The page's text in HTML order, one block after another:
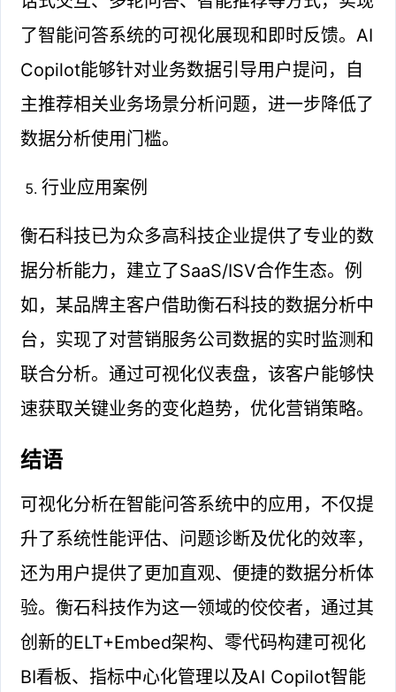
了智能问答系统的可视化展现和即时反馈。AI
Copilot能够针对业务数据引导用户提问，自
主推荐相关业务场景分析问题，进一步降低了
数据分析使用门槛。
行业应用案例
衡石科技已为众多高科技企业提供了专业的数
据分析能力，建立了SaaS/ISV合作生态。例
如，某品牌主客户借助衡石科技的数据分析中
台，实现了对营销服务公司数据的实时监测和
联合分析。通过可视化仪表盘，该客户能够快
速获取关键业务的变化趋势，优化营销策略。
结语
可视化分析在智能问答系统中的应用，不仅提
升了系统性能评估、问题诊断及优化的效率，
还为用户提供了更加直观、便捷的数据分析体
验。衡石科技作为这一领域的佼佼者，通过其
创新的ELT+Embed架构、零代码构建可视化
BI看板、指标中心化管理以及AI Copilot智能